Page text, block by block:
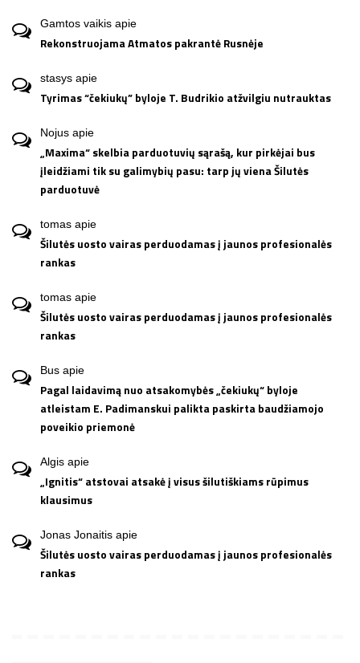
Gamtos vaikis apie
Rekonstruojama Atmatos pakrantė Rusnėje
stasys apie
Tyrimas “čekiukų” byloje T. Budrikio atžvilgiu nutrauktas
Nojus apie
„Maxima“ skelbia parduotuvių sąrašą, kur pirkėjai bus
įleidžiami tik su galimybių pasu: tarp jų viena Šilutės
parduotuvė
tomas apie
Šilutės uosto vairas perduodamas į jaunos profesionalės
rankas
tomas apie
Šilutės uosto vairas perduodamas į jaunos profesionalės
rankas
Bus apie
Pagal laidavimą nuo atsakomybės „čekiukų“ byloje
atleistam E. Padimanskui palikta paskirta baudžiamojo
poveikio priemonė
Algis apie
„Ignitis“ atstovai atsakė į visus šilutiškiams rūpimus
klausimus
Jonas Jonaitis apie
Šilutės uosto vairas perduodamas į jaunos profesionalės
rankas